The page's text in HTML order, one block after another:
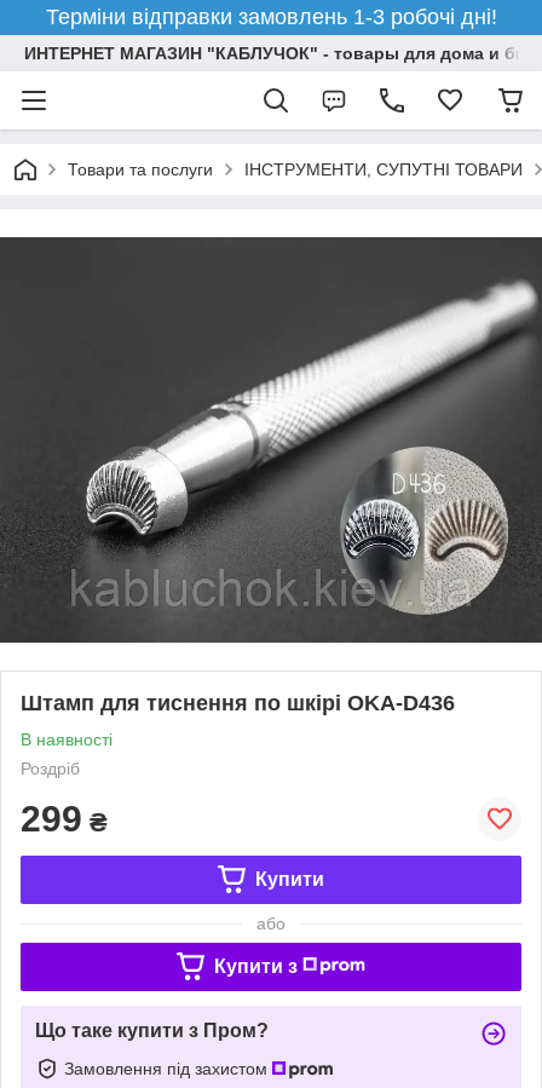
Терміни відправки замовлень 1-3 робочі дні!
ИНТЕРНЕТ МАГАЗИН "КАБЛУЧОК" - товары для дома и
Товари та послуги ІНСТРУМЕНТИ, СУПУТНІ ТОВАРИ
Штамп для тиснення по шкірі OKA-D436
В наявності
Роздріб
299 ₴
Купити
або
Купити з
Що таке купити з Пром?
Замовлення під захистом